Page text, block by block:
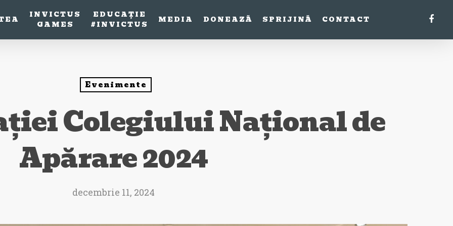
INVICTUS
GAMES
EDUCAȚIE
#INVICTUS
MEDIA DONEAZĂ SPRIJINĂ CONTACT
Evenimente
Colegiului Național de
Apărare 2024
decembrie 11, 2024